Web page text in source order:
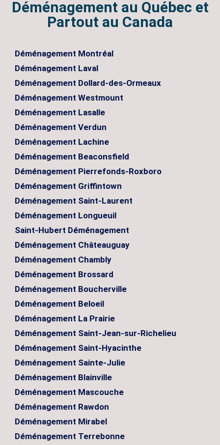
Déménagement au Québec et
Partout au Canada
Déménagement Montréal
Déménagement Laval
Déménagement Dollard-des-Ormeaux
Déménagement Westmount
Déménagement Lasalle
Déménagement Verdun
Déménagement Lachine
Déménagement Beaconsfield
Déménagement Pierrefonds-Roxboro
Déménagement Griffintown
Déménagement Saint-Laurent
Déménagement Longueuil
Saint-Hubert Déménagement
Déménagement Châteauguay
Déménagement Chambly
Déménagement Brossard
Déménagement Boucherville
Déménagement Beloeil
Déménagement La Prairie
Déménagement Saint-Jean-sur-Richelieu
Déménagement Saint-Hyacinthe
Déménagement Sainte-Julie
Déménagement Blainville
Déménagement Mascouche
Déménagement Rawdon
Déménagement Mirabel
Déménagement Terrebonne